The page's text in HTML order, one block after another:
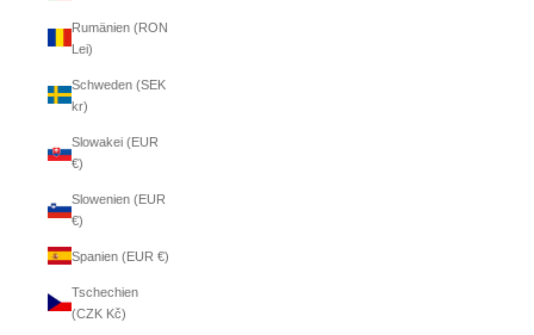
Rumänien (RON
Lei)
Schweden (SEK
kr)
Slowakei (EUR
€)
Slowenien (EUR
€)
Spanien (EUR €)
Tschechien
(CZK Kč)